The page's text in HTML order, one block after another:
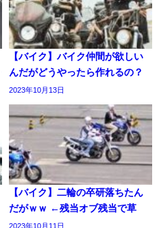
【バイク】バイク仲間が欲しい
んだがどうやったら作れるの？
2023年10月13日
【バイク】二輪の卒研落ちたん
だがｗｗ ←残当オブ残当で草
2023年10月11日